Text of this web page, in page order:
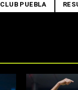
CLUB PUEBLA